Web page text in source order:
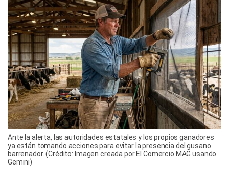
Ante la alerta, las autoridades estatales y los propios ganadores
ya están tomando acciones para evitar la presencia del gusano
barrenador. (Crédito: Imagen creada por El Comercio MAG usando
Gemini)